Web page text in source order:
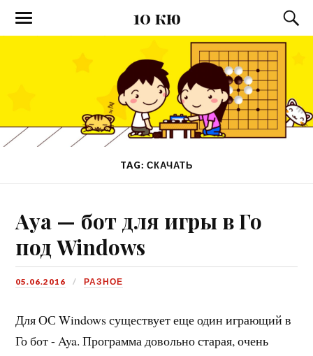
10 кю
TAG: СКАЧАТЬ
Aya — бот для игры в Го
под Windows
05.06.2016 РАЗНОЕ
Для ОС Windows существует еще один играющий в
Го бот - Aya. Программа довольно старая, очень